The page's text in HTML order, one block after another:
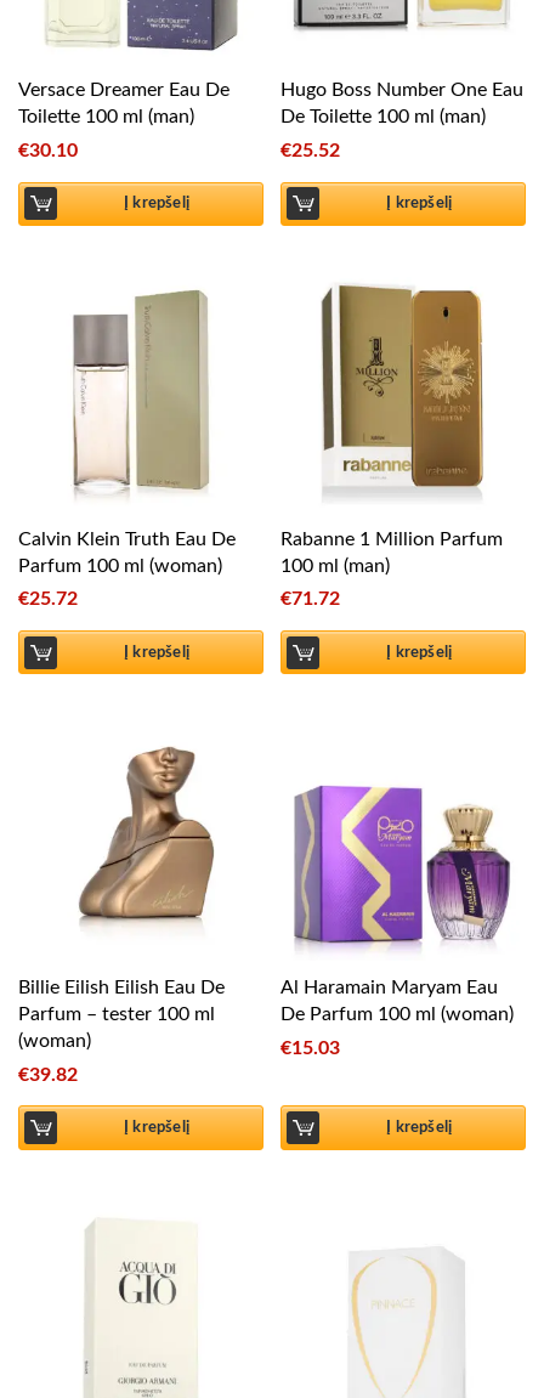
Versace Dreamer Eau De
Toilette 100 ml (man)
€30.10
Į krepšelį
Hugo Boss Number One Eau
De Toilette 100 ml (man)
€25.52
Į krepšelį
Calvin Klein Truth Eau De
Parfum 100 ml (woman)
€25.72
Į krepšelį
Rabanne 1 Million Parfum
100 ml (man)
€71.72
Į krepšelį
Billie Eilish Eilish Eau De
Parfum – tester 100 ml
(woman)
€39.82
Į krepšelį
Al Haramain Maryam Eau
De Parfum 100 ml (woman)
€15.03
Į krepšelį